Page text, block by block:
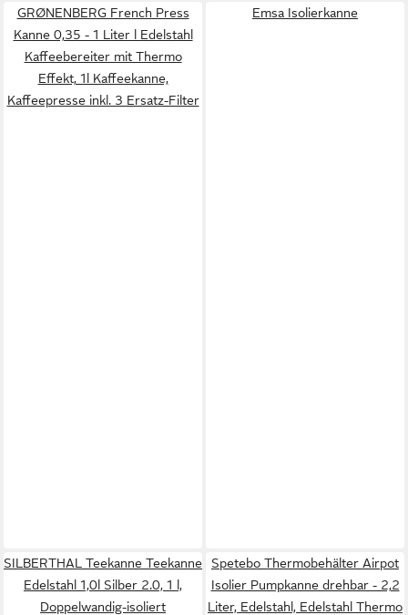
GRØNENBERG French Press
Kanne 0,35 - 1 Liter l Edelstahl
Kaffeebereiter mit Thermo
Effekt, 1l Kaffeekanne,
Kaffeepresse inkl. 3 Ersatz-Filter
Emsa Isolierkanne
SILBERTHAL Teekanne Teekanne
Edelstahl 1,0l Silber 2.0, 1 l,
Doppelwandig-isoliert
Spetebo Thermobehälter Airpot
Isolier Pumpkanne drehbar - 2,2
Liter, Edelstahl, Edelstahl Thermo